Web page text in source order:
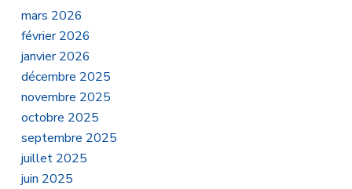
mars 2026
février 2026
janvier 2026
décembre 2025
novembre 2025
octobre 2025
septembre 2025
juillet 2025
juin 2025